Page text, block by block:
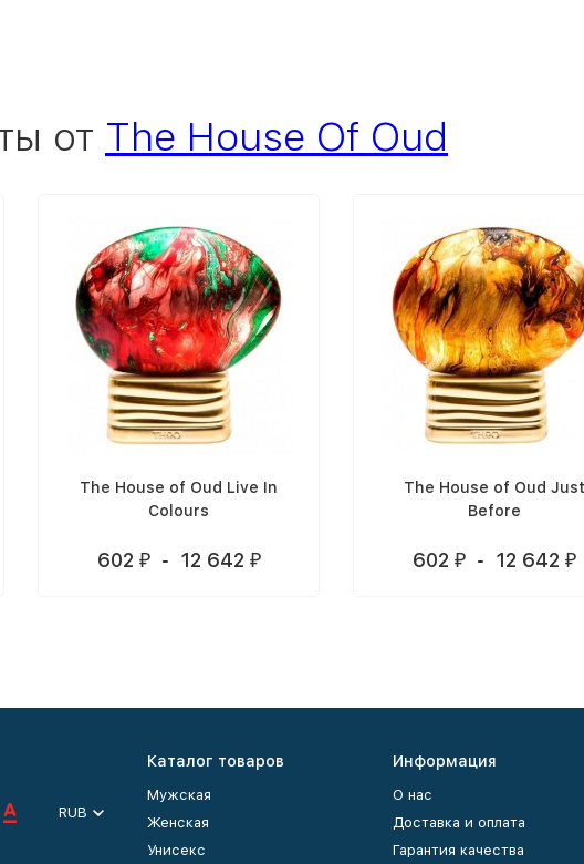
от The House Of Oud
The House of Oud Live In
Colours
602 ₽ - 12 642 ₽
The House of Oud Just
Before
602 ₽ - 12 642 ₽
RUB
Каталог товаров
Мужская
Женская
Унисекс
Информация
О нас
Доставка и оплата
Гарантия качества